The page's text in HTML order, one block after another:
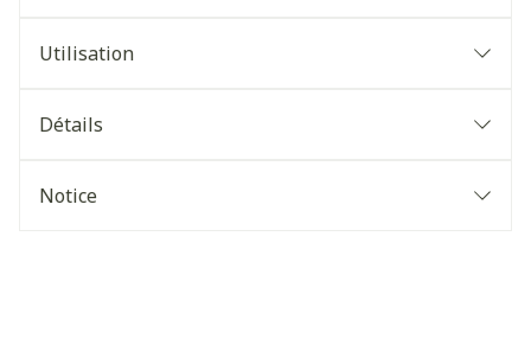
Utilisation
Détails
Notice